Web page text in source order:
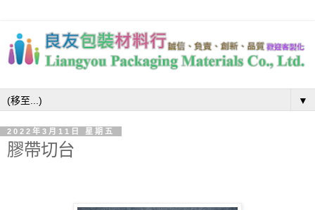
▼
2022年3月11日 星期五
膠帶切台